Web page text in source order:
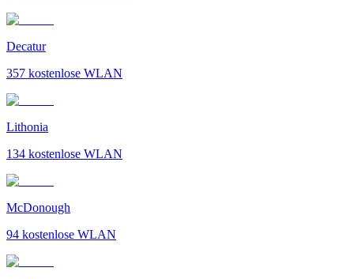
Decatur
357 kostenlose WLAN
Lithonia
134 kostenlose WLAN
McDonough
94 kostenlose WLAN